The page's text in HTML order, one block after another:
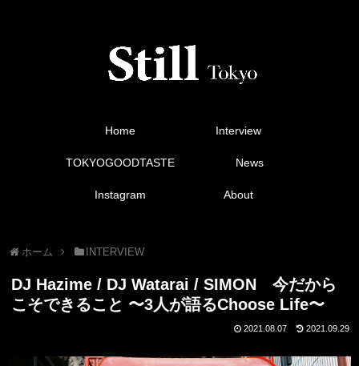
Home Interview
TOKYOGOODTASTE News
Instagram About
ホーム INTERVIEW
DJ Hazime / DJ Watarai / SIMON 今だから
こそできること 〜3人が語るChoose Life〜
2021.08.07 2021.09.29